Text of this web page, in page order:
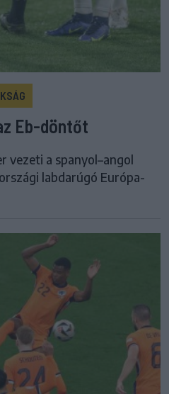
Eb-döntőt
vezeti a spanyol–angol
labdarúgó Európa-